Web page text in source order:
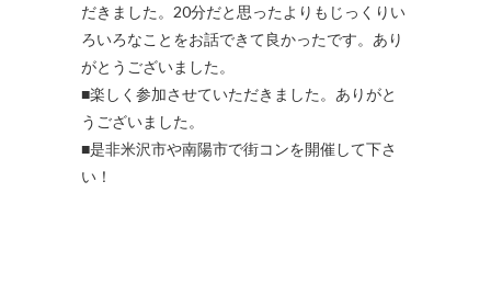
だきました。20分だと思ったよりもじっくりい
ろいろなことをお話できて良かったです。あり
がとうございました。
■楽しく参加させていただきました。ありがと
うございました。
■是非米沢市や南陽市で街コンを開催して下さ
い！